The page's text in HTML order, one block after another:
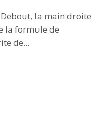
la main droite
la formule de
de...